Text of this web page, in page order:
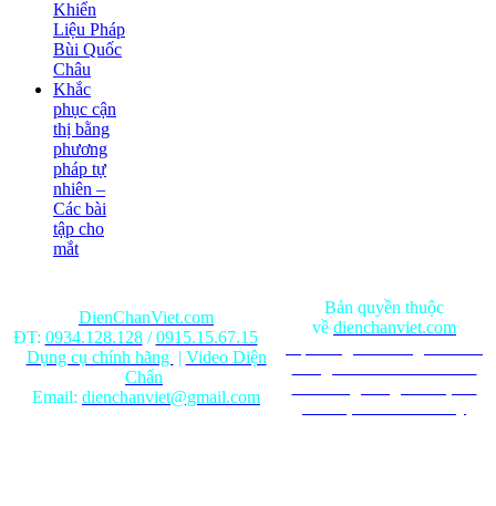
Khiển
Liệu Pháp
Bùi Quốc
Châu
Khắc
phục cận
thị bằng
phương
pháp tự
nhiên –
Các bài
tập cho
mắt
DienChanViet.com
ĐT: 0934.128.128/0915.15.67.15
Dụng cụ chính hãng | Video Diện
Chẩn
Email: dienchanviet@gmail.com
Bản quyền thuộc
về dienchanviet.com